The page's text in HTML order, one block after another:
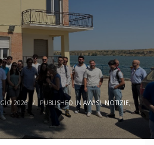
2026 / PUBLISHED INAVVISI,NOTIZIE,